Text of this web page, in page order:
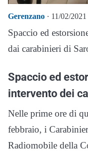
Gerenzano · 11/02/
Spaccio ed
dai carabinieri di
Spaccio ed
intervento dei
Nelle prime ore di
febbraio, i
Radiomobile della